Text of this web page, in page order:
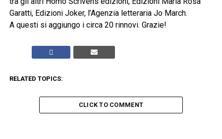
Garatti, Edizioni Joker, l’Agenzia letteraria Jo March.
A questi si aggiungo i circa 20 rinnovi. Grazie!
RELATED TOPICS:
CLICK TO COMMENT